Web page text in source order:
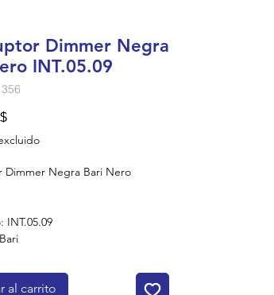
Dimmer Negra
INT.05.09
Precio
Dimmer Negra Bari Nero
INT.05.09
al carrito